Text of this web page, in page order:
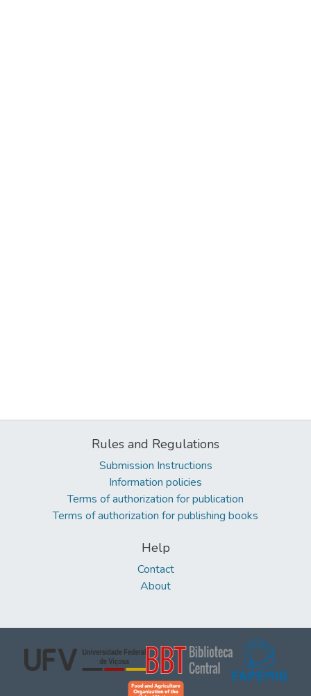
Rules and Regulations
Submission Instructions
Information policies
Terms of authorization for publication
Terms of authorization for publishing books
Help
Contact
About